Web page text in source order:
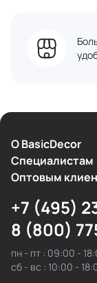
О BasicDecor
Cпециалистам
Оптовым
+7 (495)
8 (800)
пн - пт : 09:00 -
сб - вс : 10:00 -